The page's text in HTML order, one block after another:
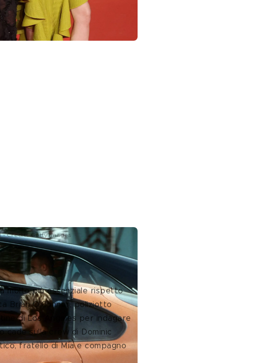
- Credits Getty Images
una famiglia
molto più essenziale rispetto
Brian O’Conner, poliziotto
di Los Angeles per indagare
cade sulla crew di Dominic
fratello di Mia e compagno